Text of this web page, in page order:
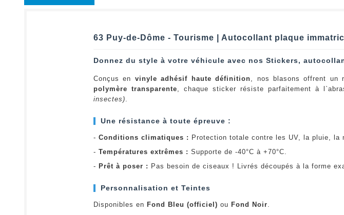
63 Puy-de-Dôme - Tourisme | Autocollant plaque
Donnez du style à votre véhicule avec nos Stickers,
Conçus en vinyle adhésif haute définition , nos blasons offrent un
polymère transparente , chaque sticker résiste parfaitement à
insectes)
Une résistance à toute épreuve :
- Conditions climatiques : Protection totale contre les UV, la pluie, la
- Températures extrêmes : Supporte de -40°C à +70°C.
- Prêt à poser : Pas besoin de ciseaux ! Livrés découpés à la forme
Personnalisation et Teintes
Disponibles en Fond Bleu (officiel) ou Fond Noir